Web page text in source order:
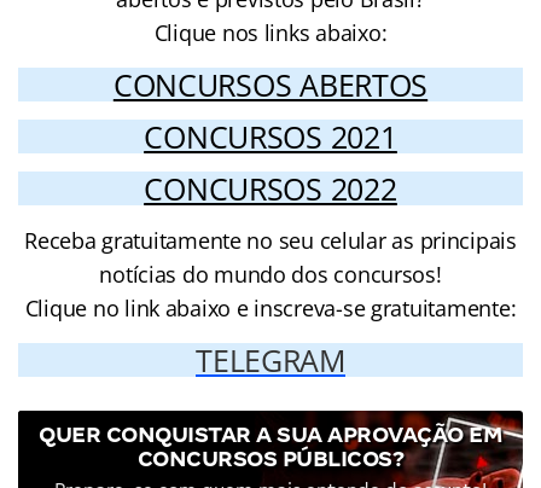
Clique nos links abaixo:
CONCURSOS ABERTOS
CONCURSOS 2021
CONCURSOS 2022
Receba gratuitamente no seu celular as principais
notícias do mundo dos concursos!
Clique no link abaixo e inscreva-se gratuitamente:
TELEGRAM
QUER CONQUISTAR A SUA APROVAÇÃO EM
CONCURSOS PÚBLICOS?